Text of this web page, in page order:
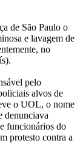
de São Paulo o
e lavagem de
no
pelo
alvos de
o UOL, o nome
denunciava
funcionários do
protesto contra a